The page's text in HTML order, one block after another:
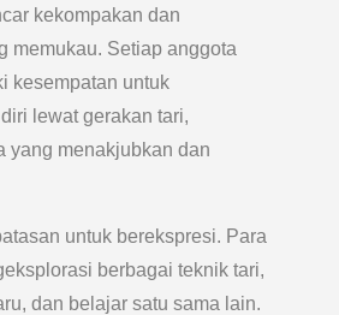
kekompakan dan
memukau. Setiap anggota
kesempatan untuk
lewat gerakan tari,
yang menakjubkan dan
untuk berekspresi. Para
berbagai teknik tari,
dan belajar satu sama lain.